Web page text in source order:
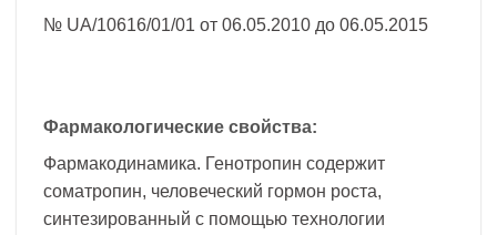
№ UA/10616/01/01 от 06.05.2010 до 06.05.2015
Фармакологические свойства:
Фармакодинамика. Генотропин содержит
соматропин, человеческий гормон роста,
синтезированный с помощью технологии